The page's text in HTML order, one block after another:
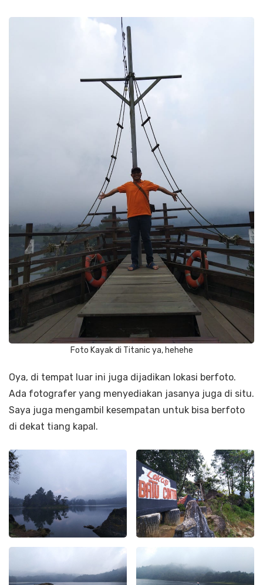
Foto Kayak di Titanic ya, hehehe
Oya, di tempat luar ini juga dijadikan lokasi berfoto.
Ada fotografer yang menyediakan jasanya juga di situ.
Saya juga mengambil kesempatan untuk bisa berfoto
di dekat tiang kapal.